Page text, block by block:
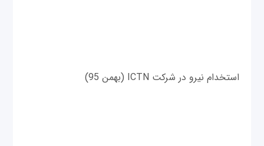
استخدام نیرو در شرکت ICTN (بهمن 95)